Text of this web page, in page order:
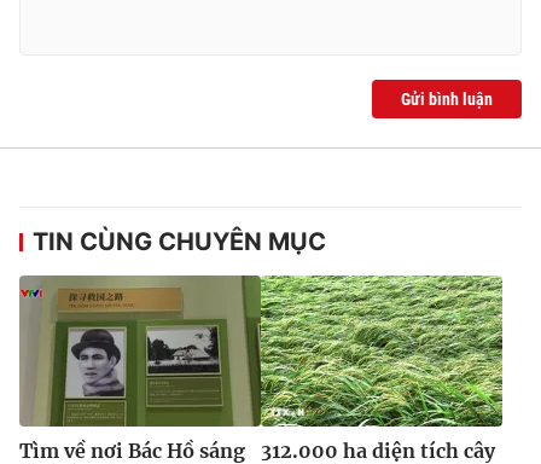
Gửi bình luận
TIN CÙNG CHUYÊN MỤC
Tìm về nơi Bác Hồ sáng
312.000 ha diện tích cây